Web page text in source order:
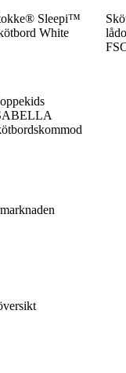
Sleepi™
White